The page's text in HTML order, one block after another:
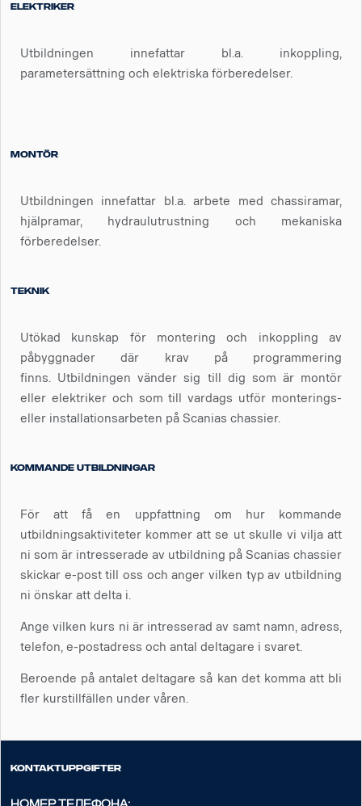
Elektriker
Utbildningen innefattar bl.a. inkoppling,
parametersättning och elektriska förberedelser.
Montör
Utbildningen innefattar bl.a. arbete med chassiramar,
hjälpramar, hydraulutrustning och mekaniska
förberedelser.
Teknik
Utökad kunskap för montering och inkoppling av
påbyggnader där krav på programmering
finns. Utbildningen vänder sig till dig som är montör
eller elektriker och som till vardags utför monterings-
eller installationsarbeten på Scanias chassier.
Kommande utbildningar
För att få en uppfattning om hur kommande
utbildningsaktiviteter kommer att se ut skulle vi vilja att
ni som är intresserade av utbildning på Scanias chassier
skickar e-post till oss och anger vilken typ av utbildning
ni önskar att delta i.
Ange vilken kurs ni är intresserad av samt namn, adress,
telefon, e-postadress och antal deltagare i svaret.
Beroende på antalet deltagare så kan det komma att bli
fler kurstillfällen under våren.
Kontaktuppgifter